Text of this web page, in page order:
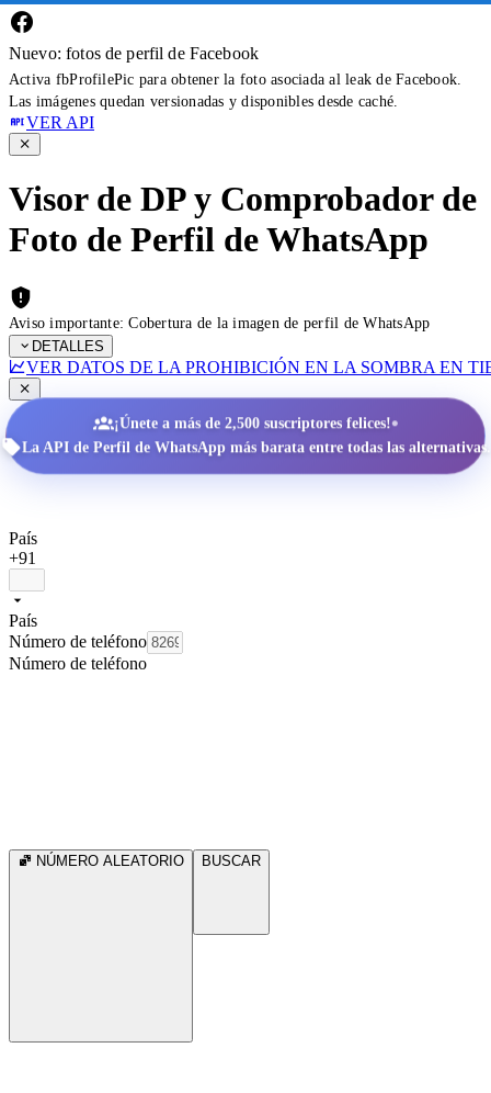
Nuevo: fotos de perfil de Facebook
Activa fbProfilePic para obtener la foto asociada al leak de Facebook.
Las imágenes quedan versionadas y disponibles desde caché.
VER API
Visor de DP y Comprobador de
Foto de Perfil de WhatsApp
Aviso importante: Cobertura de la imagen de perfil de WhatsApp
DETALLES
VER DATOS DE LA PROHIBICIÓN EN LA SOMBRA EN
¡Únete a más de 2,500 suscriptores felices!•
La API de Perfil de WhatsApp más barata entre todas las alternativas.
País
+91
País
Número de teléfono
Número de teléfono
NÚMERO ALEATORIO BUSCAR